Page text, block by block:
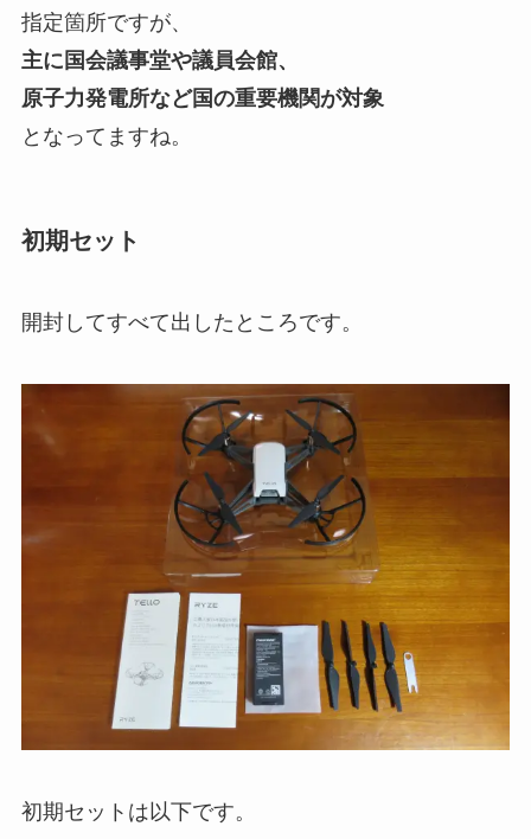
指定箇所ですが、
主に国会議事堂や議員会館、
原子力発電所など国の重要機関が対象
となってますね。
初期セット
開封してすべて出したところです。
初期セットは以下です。